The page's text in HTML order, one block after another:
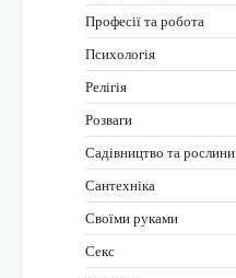
Професії та робота
Психологія
Релігія
Розваги
Садівництво та рослини
Сантехніка
Своїми руками
Секс